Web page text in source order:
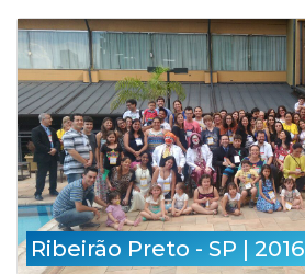
Ribeirão Preto - SP | 2016